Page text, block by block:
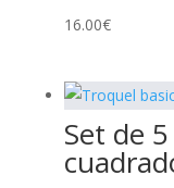
16.00€
Set de